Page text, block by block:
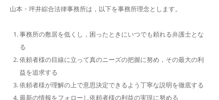
山本・坪井綜合法律事務所は，以下を事務所理念とします。
事務所の敷居を低くし，困ったときにいつでも頼れる弁護士とな
る
依頼者様の目線に立って真のニーズの把握に努め，その最大の利
益を追求する
依頼者様が理解の上で意思決定できるよう丁寧な説明を徹底する
最新の情報をフォローし依頼者様の利益の実現に努める